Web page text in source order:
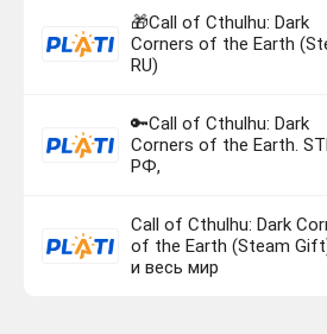
🎁Call of Cthulhu: Dark
Corners of the Earth
RU)
🔑Call of Cthulhu: Dark
Corners of the Earth.
РФ,
Call of Cthulhu: Dark
of the Earth (Steam
и весь мир